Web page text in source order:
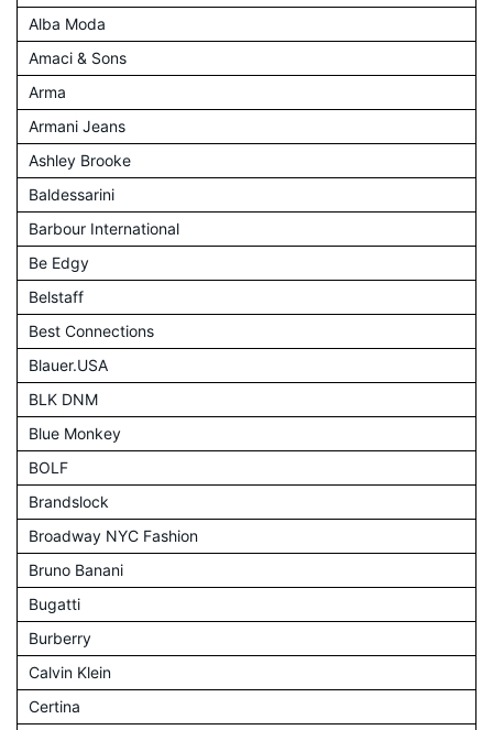
Alba Moda
Amaci & Sons
Arma
Armani Jeans
Ashley Brooke
Baldessarini
Barbour International
Be Edgy
Belstaff
Best Connections
Blauer.USA
BLK DNM
Blue Monkey
BOLF
Brandslock
Broadway NYC Fashion
Bruno Banani
Bugatti
Burberry
Calvin Klein
Certina